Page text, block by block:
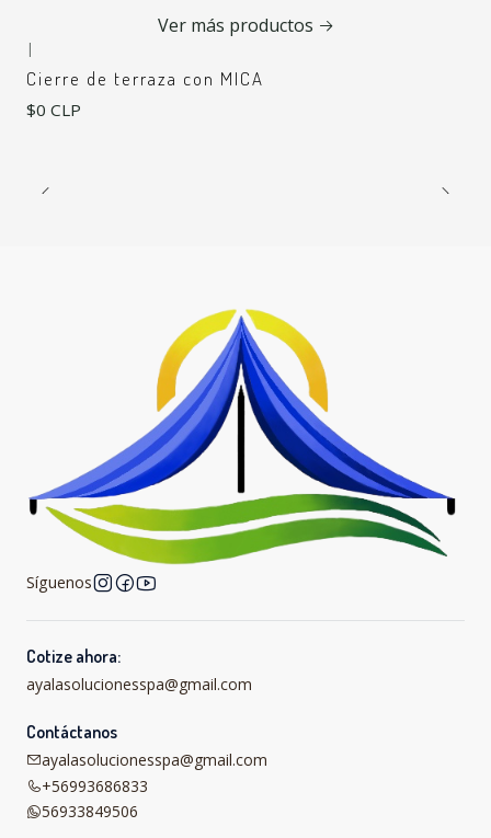
Ver más productos
|
Cierre de terraza con MICA
$0 CLP
Síguenos
Cotize ahora:
ayalasolucionesspa@gmail.com
Contáctanos
ayalasolucionesspa@gmail.com
+56993686833
56933849506